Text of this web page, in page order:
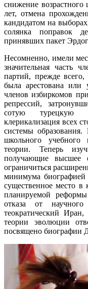
снижение возрастного
лет, отмена
кандидатом на
солянка поправок
принявших пакет
Несомненно, имели
значительная часть
партий, прежде
была арестована или
членов избиркомов
репрессий,
сотую турецкую
клерикализация всех
системы
школьного
теории. Теперь
получающие высшее
ограничиться
минимума биографией
существенное место в
планируемой
отказа от
теократический
теории эволюции
посвящено биографии